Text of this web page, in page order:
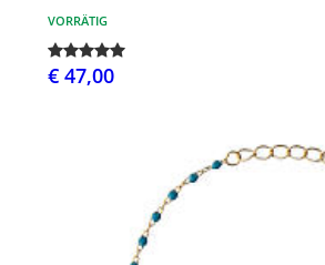
VORRÄTIG
€ 47,00